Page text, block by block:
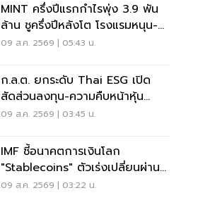
MINT ครึ่งปีแรกกำไรพุ่ง 3.9 พัน
ล้าน ชูครึ่งปีหลังโต โรงแรมหนุน-
ลุยลดภาระหนี้
09 ส.ค. 2569 | 05:43 น.
ก.ล.ต. ยกระดับ Thai ESG เปิด
สัดส่วนลงทุน-ความคืบหน้าหุ้น
JUMP+
09 ส.ค. 2569 | 03:45 น.
IMF ชี้อนาคตการเงินโลก
"Stablecoins" ตัวเร่งเปลี่ยนผ่าน
ระบบชำระเงิน
09 ส.ค. 2569 | 03:22 น.